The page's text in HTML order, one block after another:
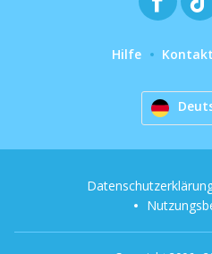
Hilfe Kontakt